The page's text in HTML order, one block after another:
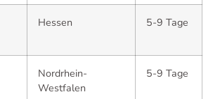
Hessen 5-9 Tage
Nordrhein-
Westfalen
5-9 Tage